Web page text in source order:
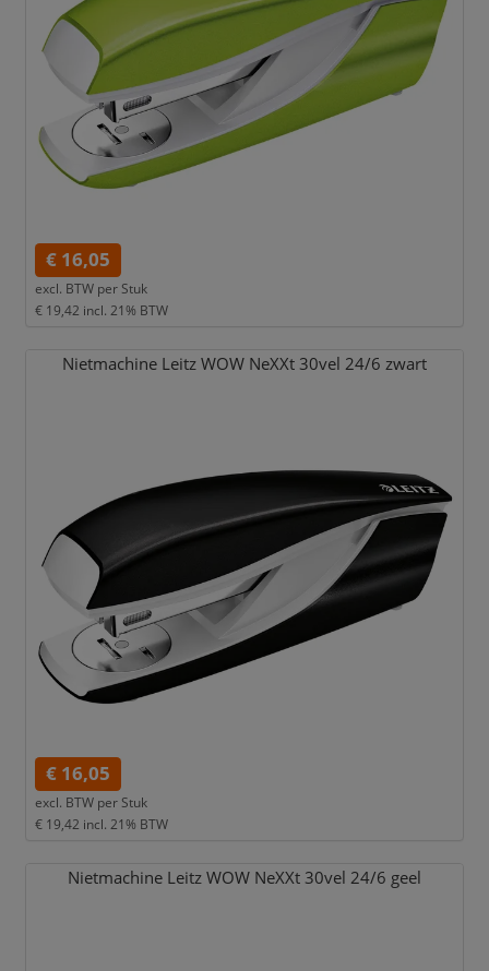
€ 16,05
excl. BTW per Stuk
€ 19,42 incl. 21% BTW
Nietmachine Leitz WOW NeXXt 30vel 24/6 zwart
€ 16,05
excl. BTW per Stuk
€ 19,42 incl. 21% BTW
Nietmachine Leitz WOW NeXXt 30vel 24/6 geel